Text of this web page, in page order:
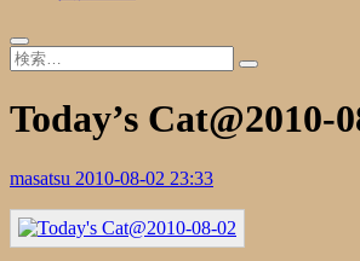
Today’s Cat@2010-
masatsu 2010-08-02 23:33